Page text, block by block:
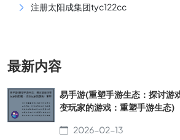
注册太阳成集团tyc122cc
最新内容
易手游(重塑手游生态：探讨游
变玩家的游戏：重塑手游生态)
2026-02-13